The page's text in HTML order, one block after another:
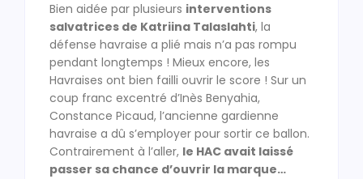
Bien aidée par plusieurs interventions
salvatrices de Katriina Talaslahti, la
défense havraise a plié mais n’a pas rompu
pendant longtemps ! Mieux encore, les
Havraises ont bien failli ouvrir le score ! Sur un
coup franc excentré d’Inès Benyahia,
Constance Picaud, l’ancienne gardienne
havraise a dû s’employer pour sortir ce ballon.
Contrairement à l’aller, le HAC avait laissé
passer sa chance d’ouvrir la marque…